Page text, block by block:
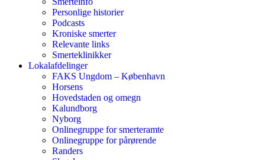
Personlige historier
Podcasts
Kroniske smerter
Relevante links
Smerteklinikker
Lokalafdelinger
FAKS Ungdom – København
Horsens
Hovedstaden og omegn
Kalundborg
Nyborg
Onlinegruppe for smerteramte
Onlinegruppe for pårørende
Randers